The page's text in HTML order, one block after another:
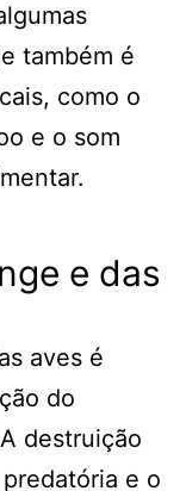
também é
como o
e o som
e das
aves é
do
destruição
e o